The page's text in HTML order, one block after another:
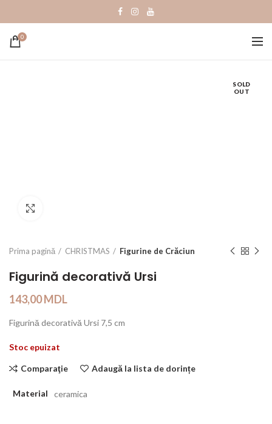
0
SOLD
OUT
Prima pagină CHRISTMAS Figurine de Crăciun
Figurină decorativă Ursi
143,00MDL
Figurină decorativă Ursi 7,5 cm
Stoc epuizat
Comparaţie Adaugă la lista de dorințe
Material ceramica